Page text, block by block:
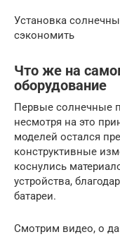
Установка
сэкономить
Что же на
оборудование
Первые солнечные
несмотря на это
моделей остался
конструктивные
коснулись
устройства,
батареи.
Смотрим видео, о